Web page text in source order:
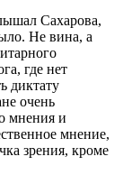
Сахарова,
Не вина, а
где нет
диктату
очень
мнения и
мнение,
зрения, кроме